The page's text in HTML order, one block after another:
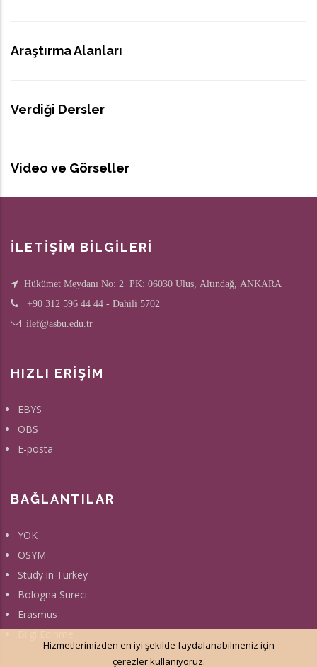
Araştırma Alanları
Verdiği Dersler
Video ve Görseller
İLETİŞİM BİLGİLERİ
Hükümet Meydanı No: 2 PK: 06030 Ulus, Altındağ, ANKARA
+90 312 596 44 44 - Dahili 5702
ilef@asbu.edu.tr
HIZLI ERİŞİM
EBYS
ÖBS
E-posta
BAĞLANTILAR
YÖK
ÖSYM
Study in Turkey
Bologna Süreci
Erasmus
Hizmetlerimizden en iyi şekilde faydalanabilmeniz için
çerezler kullanıyoruz.